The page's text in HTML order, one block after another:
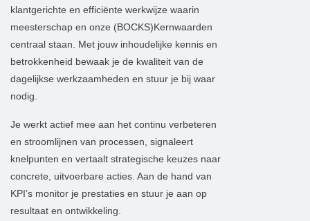
klantgerichte en efficiënte werkwijze waarin
meesterschap en onze (BOCKS)Kernwaarden
centraal staan. Met jouw inhoudelijke kennis en
betrokkenheid bewaak je de kwaliteit van de
dagelijkse werkzaamheden en stuur je bij waar
nodig.
Je werkt actief mee aan het continu verbeteren
en stroomlijnen van processen, signaleert
knelpunten en vertaalt strategische keuzes naar
concrete, uitvoerbare acties. Aan de hand van
KPI’s monitor je prestaties en stuur je aan op
resultaat en ontwikkeling.